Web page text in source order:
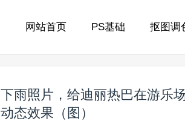
网站首页 PS基础 抠图调
下雨照片，给迪丽热巴在游乐
动态效果（图）